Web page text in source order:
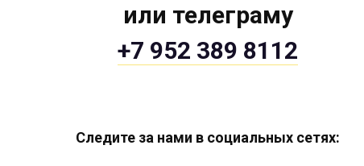
или телеграму
+7 952 389 8112
Следите за нами в социальных сетях: